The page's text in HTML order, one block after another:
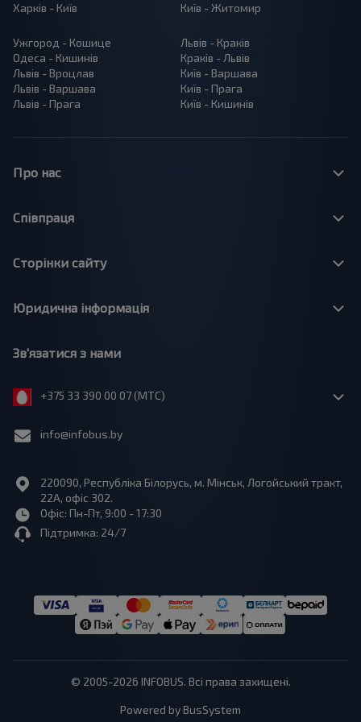
Харків - Київ
Київ - Житомир
Ужгород - Кошице
Одеса - Кишинів
Львів - Вроцлав
Львів - Варшава
Львів - Прага
Львів - Краків
Краків - Львів
Київ - Варшава
Київ - Прага
Київ - Кишинів
Про нас
Співпраця
Сторінки сайту
Юридична інформація
Зв'язатися з нами
+375 33 390 00 07 (МТС)
info@infobus.by
220090, Республіка Білорусь, м. Мінськ, Логойський тракт,
22А, офіс 302.
Офіс: Пн-Пт, 9:00 - 17:30
Підтримка: 24/7
© 2005-2026 INFOBUS. Всі права захищені.
Powered by BusSystem